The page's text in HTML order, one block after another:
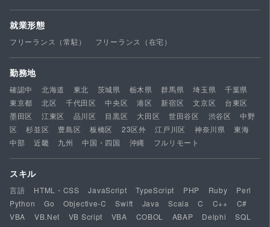
就業形態
フリーランス（常駐） フリーランス（在宅）
勤務地
確認中 北海道 東北 茨城県 栃木県 群馬県 埼玉県
千葉県
東京都
北区 千代田区 中央区 港区 新宿区 文京区
台東区
墨田区
江東区 品川区 目黒区 大田区 世田谷区 渋谷区
中野
区
杉並区 豊島区 板橋区 23区外 江戸川区 神奈川県
東海
中部
近畿 九州 中国・四国 沖縄 フルリモート
スキル
言語 HTML・CSS JavaScript TypeScript PHP Ruby
Perl
Python
Go Objective-C Swift Java Scala C C++
C#
VBA
VB.Net VB Script VBA COBOL ABAP Delphi
SQL